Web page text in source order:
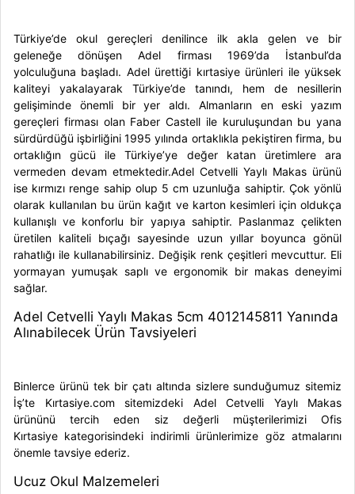
Türkiye’de okul gereçleri denilince ilk akla gelen ve bir
geleneğe dönüşenAdel firması 1969’da İstanbul’da
yolculuğuna başladı. Adelürettiği kırtasiye ürünleri ile yüksek
kaliteyi yakalayarak Türkiye’de tanındı, hem de nesillerin
gelişiminde önemli bir yer aldı. Almanların en eski yazım
gereçleri firması olan Faber Castell ile kuruluşundan bu yana
sürdürdüğü işbirliğini 1995 yılında ortaklıkla pekiştiren firma, bu
ortaklığın gücü ile Türkiye’ye değer katan üretimlere ara
vermeden devam etmektedir.Adel Cetvelli Yaylı Makas ürünü
ise kırmızı renge sahip olup 5 cm uzunluğa sahiptir. Çok yönlü
olarak kullanılan bu ürün kağıt ve karton kesimleri için oldukça
kullanışlı ve konforlu bir yapıya sahiptir. Paslanmaz çelikten
üretilen kaliteli bıçağı sayesinde uzun yıllar boyunca gönül
rahatlığı ile kullanabilirsiniz. Değişik renk çeşitleri mevcuttur. Eli
yormayan yumuşak saplı ve ergonomik bir makas deneyimi
sağlar.
Adel Cetvelli Yaylı Makas 5cm 4012145811 Yanında
Alınabilecek Ürün Tavsiyeleri
Binlerce ürünü tek bir çatı altında sizlere sunduğumuz sitemiz
İş’te Kırtasiye.com sitemizdeki Adel Cetvelli Yaylı Makas
ürününü tercih eden siz değerli müşterilerimizi Ofis
Kırtasiye kategorisindeki indirimli ürünlerimize göz atmalarını
önemle tavsiye ederiz.
Ucuz Okul Malzemeleri